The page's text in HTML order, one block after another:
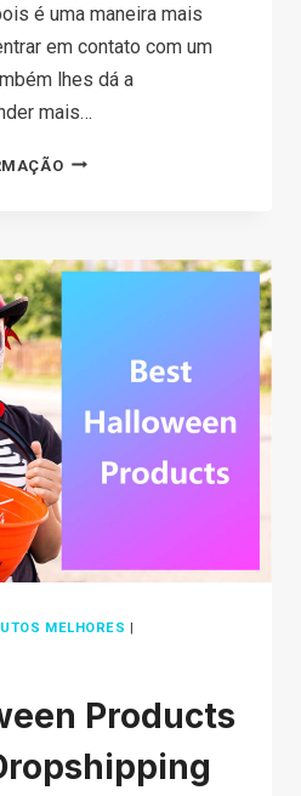
é uma maneira mais
em contato com um
lhes dá a
mais…
5
SELF-
MELHORES
Products